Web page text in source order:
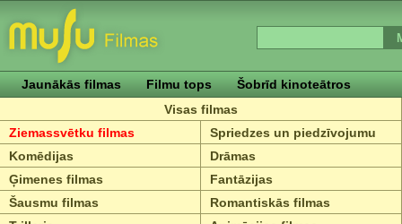
Jaunākās filmas Filmu tops
Šobrīd kinoteātros
Visas filmas
Ziemassvētku filmas
Spriedzes un piedzīvojumu
Komēdijas
Drāmas
Ģimenes filmas
Fantāzijas
Šausmu filmas
Romantiskās filmas